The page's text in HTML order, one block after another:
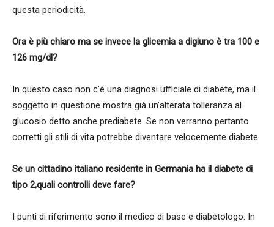
questa periodicità.
Ora è più chiaro ma se invece la glicemia a digiuno è tra 100 e
126 mg/dl?
In questo caso non c’è una diagnosi ufficiale di diabete, ma il
soggetto in questione mostra già un’alterata tolleranza al
glucosio detto anche prediabete. Se non verranno pertanto
corretti gli stili di vita potrebbe diventare velocemente diabete.
Se un cittadino italiano residente in Germania ha il diabete di
tipo 2,quali controlli deve fare?
I punti di riferimento sono il medico di base e diabetologo. In